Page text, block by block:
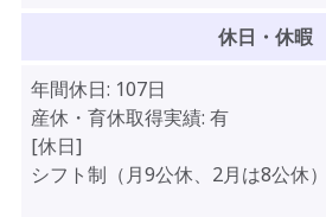
休日・休暇
年間休日: 107日
産休・育休取得実績: 有
[休日]
シフト制（月9公休、2月は8公休）